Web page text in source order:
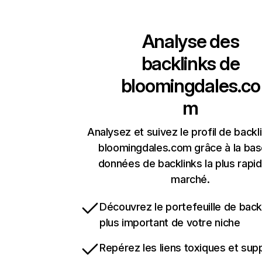
Analyse des
backlinks de
bloomingdales.co
m
Analysez et suivez le profil de
bloomingdales.com grâce à la
données de backlinks la plus
marché.
Découvrez le portefeuille de
plus important de votre niche
Repérez les liens toxiques et